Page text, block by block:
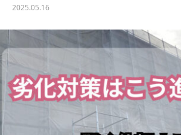
2025.05.16